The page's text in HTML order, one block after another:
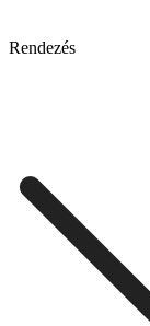
Rendezés